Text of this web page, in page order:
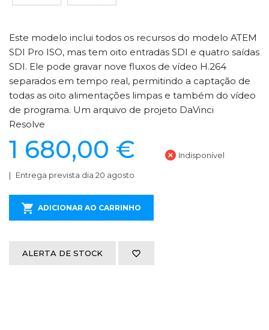
Este modelo inclui todos os recursos do modelo ATEM
SDI Pro ISO, mas tem oito entradas SDI e quatro saídas
SDI. Ele pode gravar nove fluxos de vídeo H.264
separados em tempo real, permitindo a captação de
todas as oito alimentações limpas e também do vídeo
de programa. Um arquivo de projeto DaVinci
Resolve
1 680,00 € Indisponível
Entrega prevista dia 20 agosto
ADICIONAR AO CARRINHO
ALERTA DE STOCK